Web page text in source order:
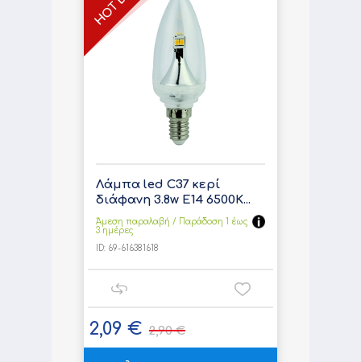
Λάμπα led C37 κερί
διάφανη 3.8w E14 6500K...
Άμεση παραλαβή / Παράδoση 1 έως
3 ημέρες
ID: 69-616381618
2,09 € 2,90 €